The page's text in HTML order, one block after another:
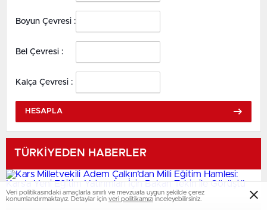
Boyun Çevresi :
Bel Çevresi :
Kalça Çevresi :
HESAPLA
TÜRKİYEDEN HABERLER
Veri politikasındaki amaçlarla sınırlı ve mevzuata uygun şekilde çerez
konumlandırmaktayız. Detaylar için veri politikamızı inceleyebilirsiniz.